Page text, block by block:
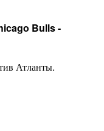
Bulls -
Атланты.